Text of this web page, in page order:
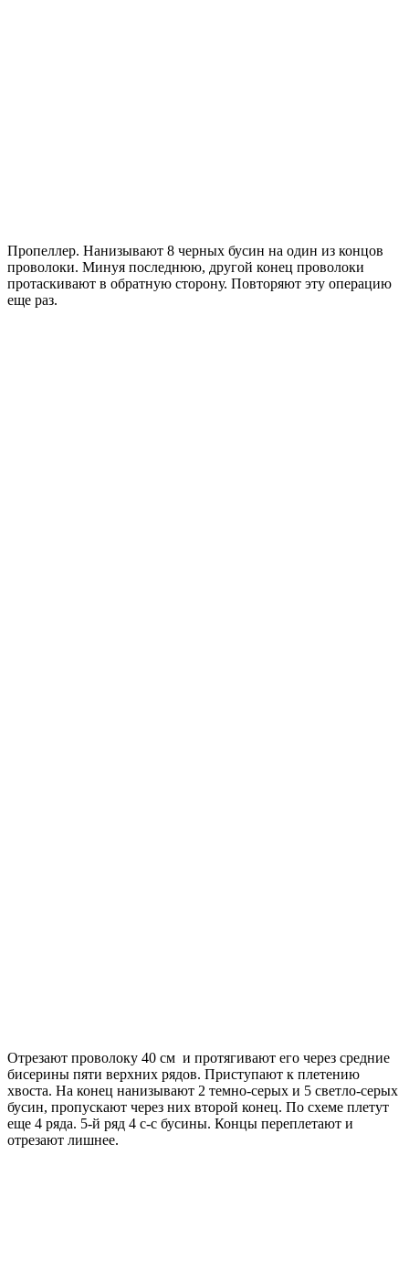
Пропеллер. Нанизывают 8 черных бусин на один из концов
проволоки. Минуя последнюю, другой конец проволоки
протаскивают в обратную сторону. Повторяют эту операцию
еще раз.
Отрезают проволоку 40 см и протягивают его через средние
бисерины пяти верхних рядов. Приступают к плетению
хвоста. На конец нанизывают 2 темно-серых и 5 светло-серых
бусин, пропускают через них второй конец. По схеме плетут
еще 4 ряда. 5-й ряд 4 с-с бусины. Концы переплетают и
отрезают лишнее.